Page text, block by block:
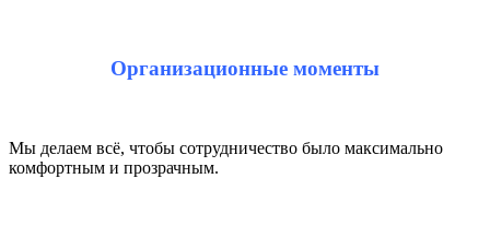
Организационные моменты
Мы делаем всё, чтобы сотрудничество было максимально
комфортным и прозрачным.